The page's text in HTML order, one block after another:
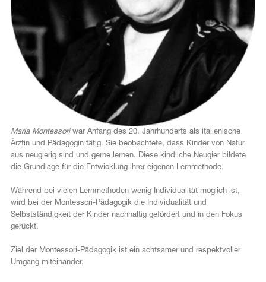
Maria Montessoriwar Anfang des 20. Jahrhunderts als italienische
Ärztin und Pädagogin tätig. Sie beobachtete, dass Kinder von Natur
aus neugierig sind und gerne lernen. Diese kindliche Neugier bildete
die Grundlage für die Entwicklung ihrer eigenen Lernmethode.
Während bei vielen Lernmethoden wenig Individualität möglich ist,
wird bei der Montessori-Pädagogik die Individualität und
Selbstständigkeit der Kinder nachhaltig gefördert und in den Fokus
gerückt.
Ziel der Montessori-Pädagogik ist ein achtsamer und respektvoller
Umgang miteinander.